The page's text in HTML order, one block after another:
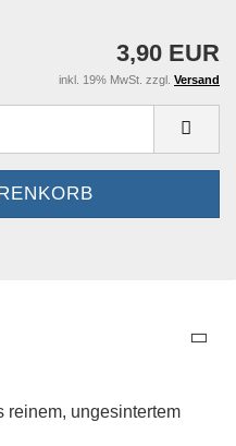
3,90 EUR
inkl. 19% MwSt. zzgl. Versand
reinem, ungesintertem